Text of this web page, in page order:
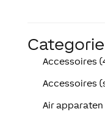
Accessoires
Accessoires
Air apparaten